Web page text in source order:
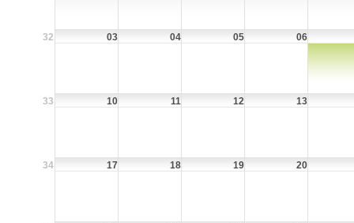
32 03 04 05 06
33 10 11 12 13
34 17 18 19 20